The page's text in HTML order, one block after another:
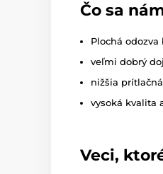
Čo sa
Plochá
veľmi dobrý
nižšia
vysoká kvalita
Veci,